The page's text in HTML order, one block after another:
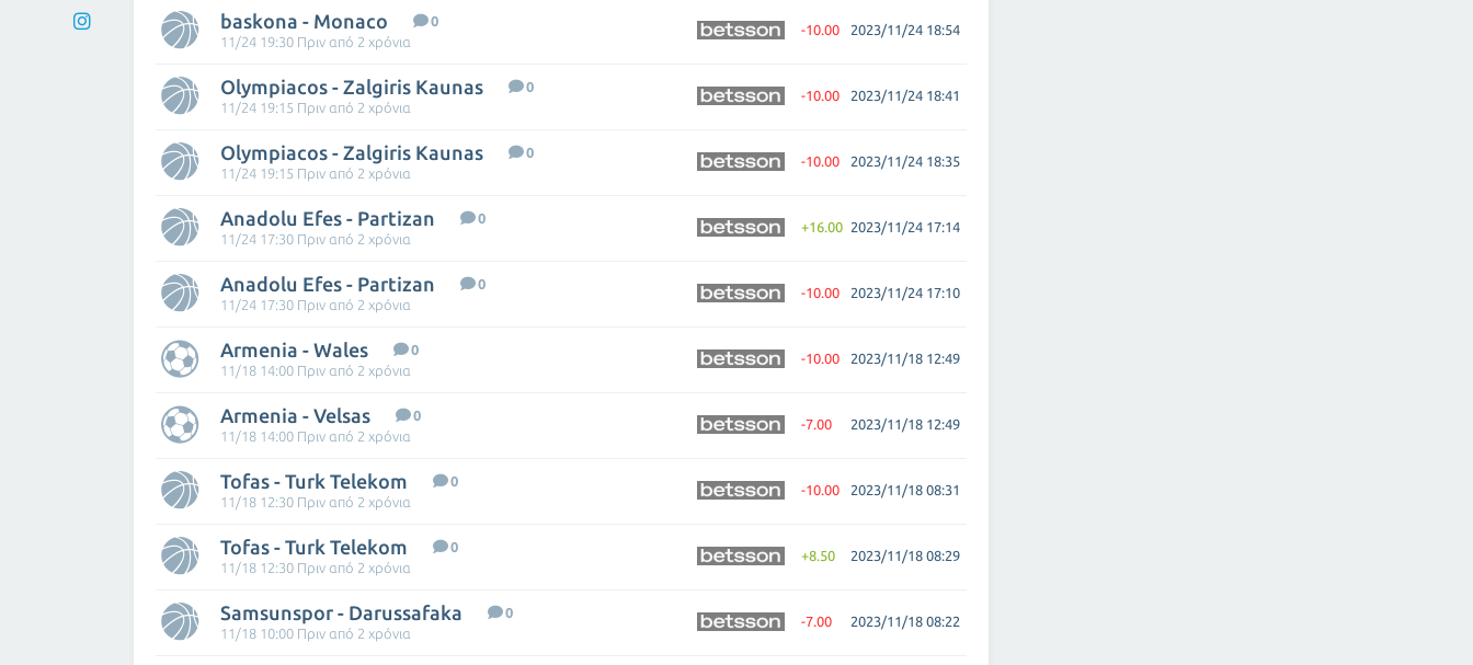
baskona - Monaco
0
11/24 19:30 Πριν από 2 χρόνια
-10.00 2023/11/24 18:54
Olympiacos - Zalgiris Kaunas
0
11/24 19:15 Πριν από 2 χρόνια
-10.00 2023/11/24 18:41
Olympiacos - Zalgiris Kaunas
0
11/24 19:15 Πριν από 2 χρόνια
-10.00 2023/11/24 18:35
Anadolu Efes - Partizan
0
11/24 17:30 Πριν από 2 χρόνια
+16.00 2023/11/24 17:14
Anadolu Efes - Partizan
0
11/24 17:30 Πριν από 2 χρόνια
-10.00 2023/11/24 17:10
Armenia - Wales
0
11/18 14:00 Πριν από 2 χρόνια
-10.00 2023/11/18 12:49
Armenia - Velsas
0
11/18 14:00 Πριν από 2 χρόνια
-7.00 2023/11/18 12:49
Tofas - Turk Telekom
0
11/18 12:30 Πριν από 2 χρόνια
-10.00 2023/11/18 08:31
Tofas - Turk Telekom
0
11/18 12:30 Πριν από 2 χρόνια
+8.50 2023/11/18 08:29
Samsunspor - Darussafaka
0
11/18 10:00 Πριν από 2 χρόνια
-7.00 2023/11/18 08:22